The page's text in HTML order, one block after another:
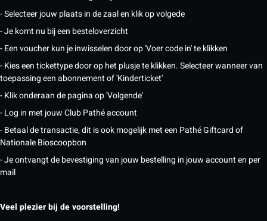
- Selecteer jouw plaats in de zaal en klik op volgede
- Je komt nu bij een besteloverzicht
- Een voucher kun je inwisselen door op 'Voer code in' te klikken
- Kies een tickettype door op het plusje te klikken. Selecteer wanneer van
toepassing een abonnement of 'Kinderticket'
- Klik onderaan de pagina op 'Volgende'
- Log in met jouw Club Pathé account
- Betaal de transactie, dit is ook mogelijk met een Pathé Giftcard of
Nationale Bioscoopbon
- Je ontvangt de bevestiging van jouw bestelling in jouw account en per
mail
Veel plezier bij de voorstelling!